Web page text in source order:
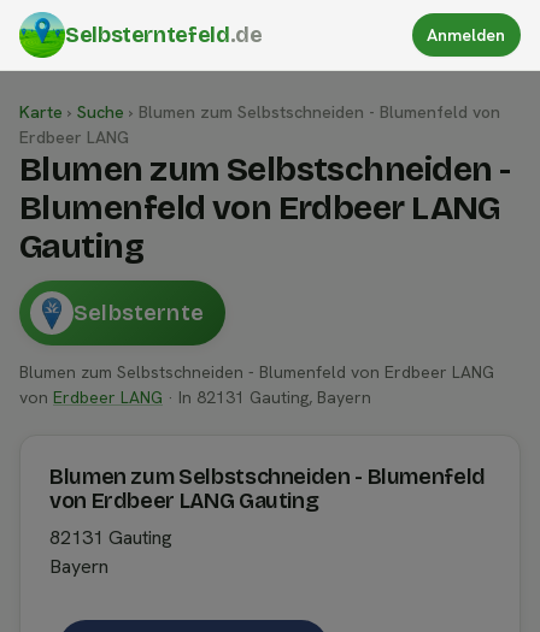
Selbsterntefeld.de Anmelden
Karte › Suche › Blumen zum Selbstschneiden - Blumenfeld von
Erdbeer LANG
Blumen zum Selbstschneiden -
Blumenfeld von Erdbeer LANG
Gauting
Selbsternte
Blumen zum Selbstschneiden - Blumenfeld von Erdbeer LANG
von Erdbeer LANG · In 82131 Gauting, Bayern
Blumen zum Selbstschneiden - Blumenfeld
von Erdbeer LANG Gauting
82131 Gauting
Bayern